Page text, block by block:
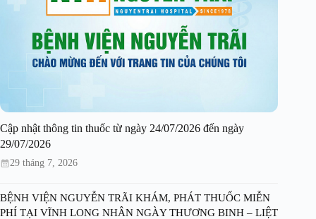
Cập nhật thông tin thuốc từ ngày 24/07/2026 đến ngày
29/07/2026
29 tháng 7, 2026
BỆNH VIỆN NGUYỄN TRÃI KHÁM, PHÁT THUỐC MIỄN
PHÍ TẠI VĨNH LONG NHÂN NGÀY THƯƠNG BINH – LIỆT